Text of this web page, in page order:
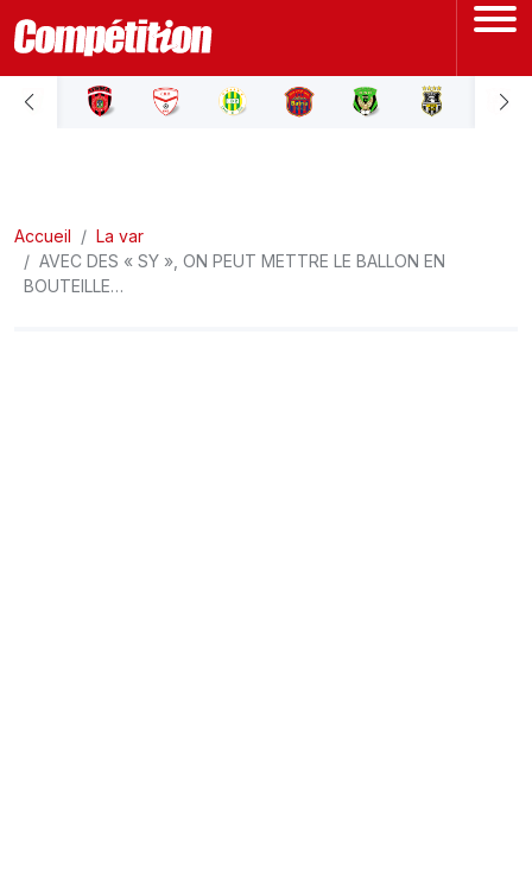
ACCUEIL
LIGUE 2
Accueil
La var
AVEC DES « SY », ON PEUT METTRE LE BALLON EN
BOUTEILLE…